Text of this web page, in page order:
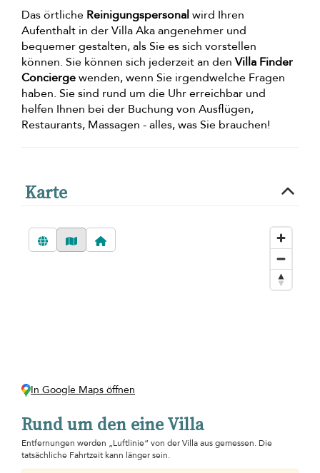
Das örtliche Reinigungspersonalwird Ihren
Aufenthalt in der Villa Aka angenehmer und
bequemer gestalten, als Sie es sich vorstellen
können. Sie können sich jederzeit an denVilla Finder
Conciergewenden, wenn Sie irgendwelche Fragen
haben. Sie sind rund um die Uhr erreichbar und
helfen Ihnen bei der Buchung von Ausflügen,
Restaurants, Massagen - alles, was Sie brauchen!
Karte
In Google Maps öffnen
Rund um den eine Villa
Entfernungen werden „Luftlinie“ von der Villa aus gemessen. Die
tatsächliche Fahrtzeit kann länger sein.